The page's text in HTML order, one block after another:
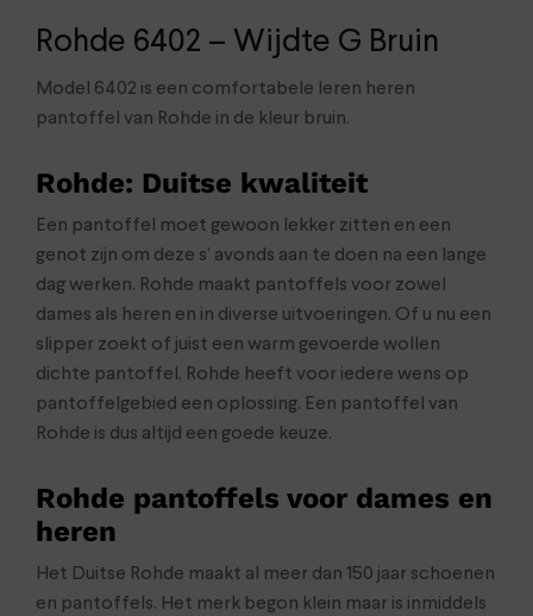
Rohde 6402 – Wijdte G Bruin
Model 6402 is een comfortabele leren heren
pantoffel van Rohde in de kleur bruin.
Rohde: Duitse kwaliteit
Een pantoffel moet gewoon lekker zitten en een
genot zijn om deze s’ avonds aan te doen na een lange
dag werken. Rohde maakt pantoffels voor zowel
dames als heren en in diverse uitvoeringen. Of u nu een
slipper zoekt of juist een warm gevoerde wollen
dichte pantoffel, Rohde heeft voor iedere wens op
pantoffelgebied een oplossing. Een pantoffel van
Rohde is dus altijd een goede keuze.
Rohde pantoffels voor dames en
heren
Het Duitse Rohde maakt al meer dan 150 jaar schoenen
en pantoffels. Het merk begon klein maar is inmiddels